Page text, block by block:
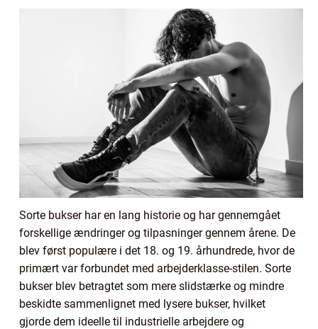
Sorte bukser har en lang historie og har gennemgået
forskellige ændringer og tilpasninger gennem årene. De
blev først populære i det 18. og 19. århundrede, hvor de
primært var forbundet med arbejderklasse-stilen. Sorte
bukser blev betragtet som mere slidstærke og mindre
beskidte sammenlignet med lysere bukser, hvilket
gjorde dem ideelle til industrielle arbejdere og